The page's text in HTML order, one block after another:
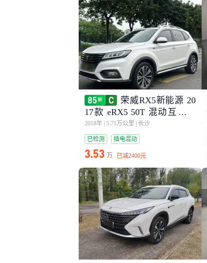
荣威RX5新能源 20
17款 eRX5 50T 混动互联尊
荣旗舰版
2018年 5.71万公里 长沙
已检测 插电混动
3.53 万 已减2400元